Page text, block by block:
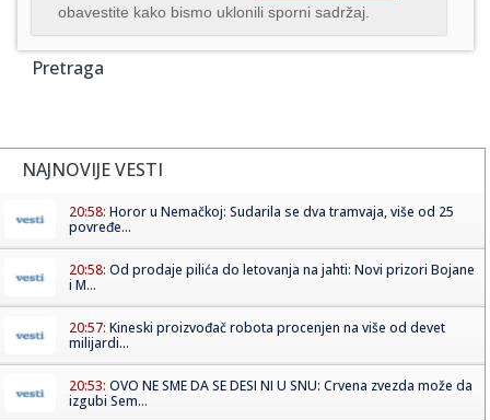
obavestite kako bismo uklonili sporni sadržaj.
Pretraga
NAJNOVIJE VESTI
20:58: Horor u Nemačkoj: Sudarila se dva tramvaja, više od 25
povređe...
20:58: Od prodaje pilića do letovanja na jahti: Novi prizori Bojane
i M...
20:57: Kineski proizvođač robota procenjen na više od devet
milijardi...
20:53: OVO NE SME DA SE DESI NI U SNU: Crvena zvezda može da
izgubi Sem...